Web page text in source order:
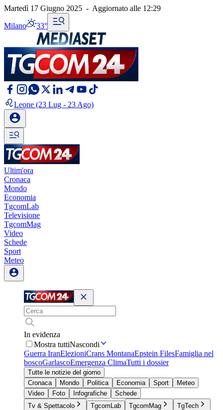
Martedì 17 Giugno 2025 - Aggiornato alle 12:29
Milano 33°
Leone (23 Lug - 23 Ago)
Ultim'ora
Cronaca
Mondo
Economia
TgcomLab
Televisione
TgcomMag
Video
Schede
Sport
Meteo
In evidenza
Mostra tuttiNascondi
Guerra IranElezioniCrans MontanaEpstein FilesFamiglia nel
boscoGarlascoEmergenza ClimaTutti i dossier
Tutte le notizie del giorno
Cronaca
Mondo Politica Economia Sport
Meteo
Video
Foto Infografiche
Schede
Tv & Spettacolo
TgcomLab TgcomMag
TgTech